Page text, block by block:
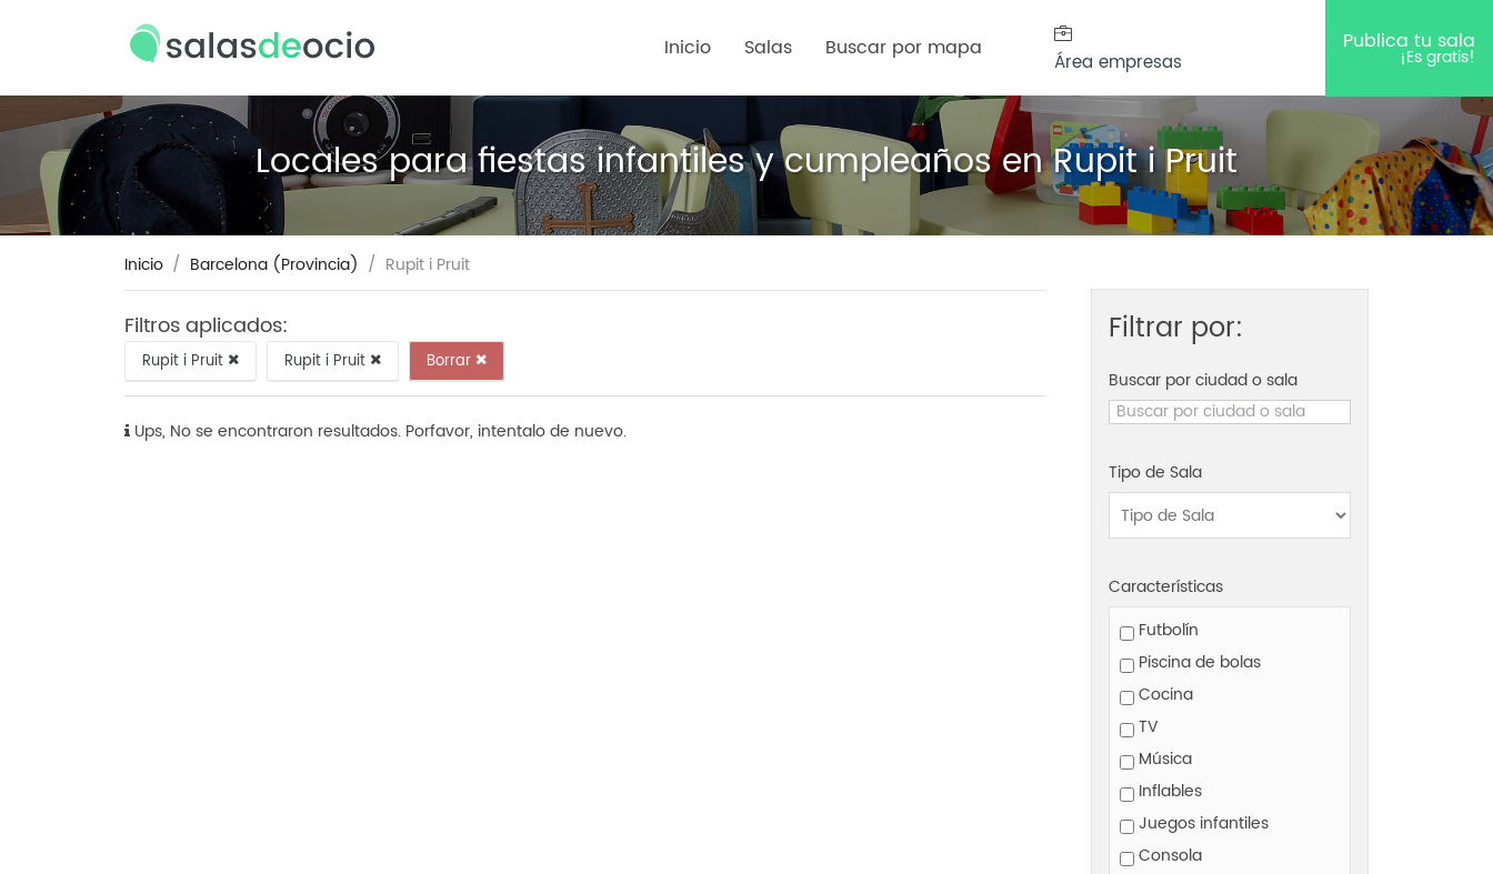
Inicio Salas Buscar por mapa
Área empresas
Publica tu sala
¡Es gratis!
Locales para fiestas infantiles y cumpleaños en Rupit i Pruit
Inicio Barcelona (Provincia) Rupit i Pruit
Filtros aplicados:
Rupit i Pruit Rupit i Pruit Borrar
Ups, No se encontraron resultados. Porfavor, intentalo de nuevo.
Filtrar por:
Buscar por ciudad o sala
Tipo de Sala
Características
Futbolín
Piscina de bolas
Cocina
TV
Música
Inflables
Juegos infantiles
Consola